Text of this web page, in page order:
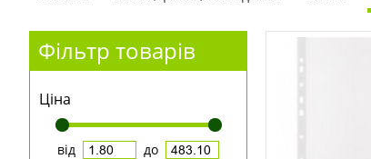
Фільтр товарів
Ціна
від до